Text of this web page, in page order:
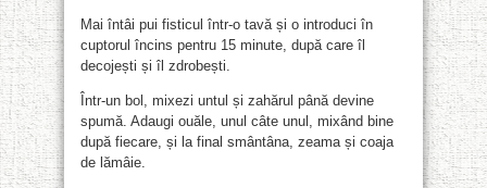
Mai întâi pui fisticul într-o tavă și o introduci în
cuptorul încins pentru 15 minute, după care îl
decojești și îl zdrobești.
Într-un bol, mixezi untul și zahărul până devine
spumă. Adaugi ouăle, unul câte unul, mixând bine
după fiecare, și la final smântâna, zeama și coaja
de lămâie.